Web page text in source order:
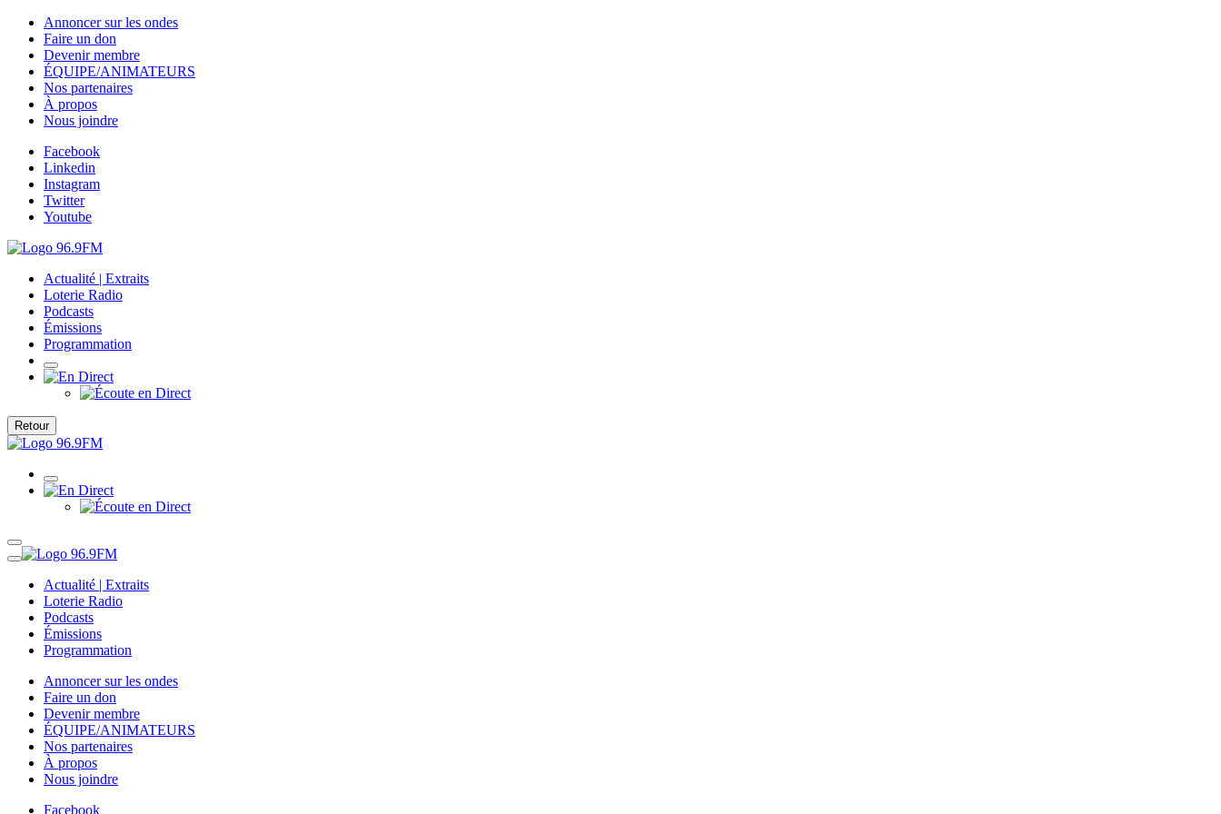
Annoncer sur les ondes
Faire un don
Devenir membre
ÉQUIPE/ANIMATEURS
Nos partenaires
À propos
Nous joindre
Facebook
Linkedin
Instagram
Twitter
Youtube
Actualité | Extraits
Loterie Radio
Podcasts
Émissions
Programmation
Retour
Actualité | Extraits
Loterie Radio
Podcasts
Émissions
Programmation
Annoncer sur les ondes
Faire un don
Devenir membre
ÉQUIPE/ANIMATEURS
Nos partenaires
À propos
Nous joindre
Facebook